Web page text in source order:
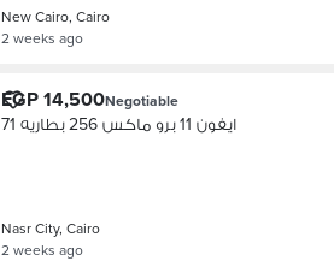
New Cairo, Cairo
2 weeks ago
EGP 14,500Negotiable
ايفون 11 برو ماكس 256 بطاريه 71
Nasr City, Cairo
2 weeks ago